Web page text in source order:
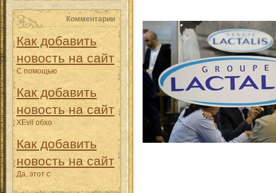
Комментарии
Как добавить
новость на сайт
С помощью
Как добавить
новость на сайт
XEvil обхо
Как добавить
новость на сайт
Да, этот с